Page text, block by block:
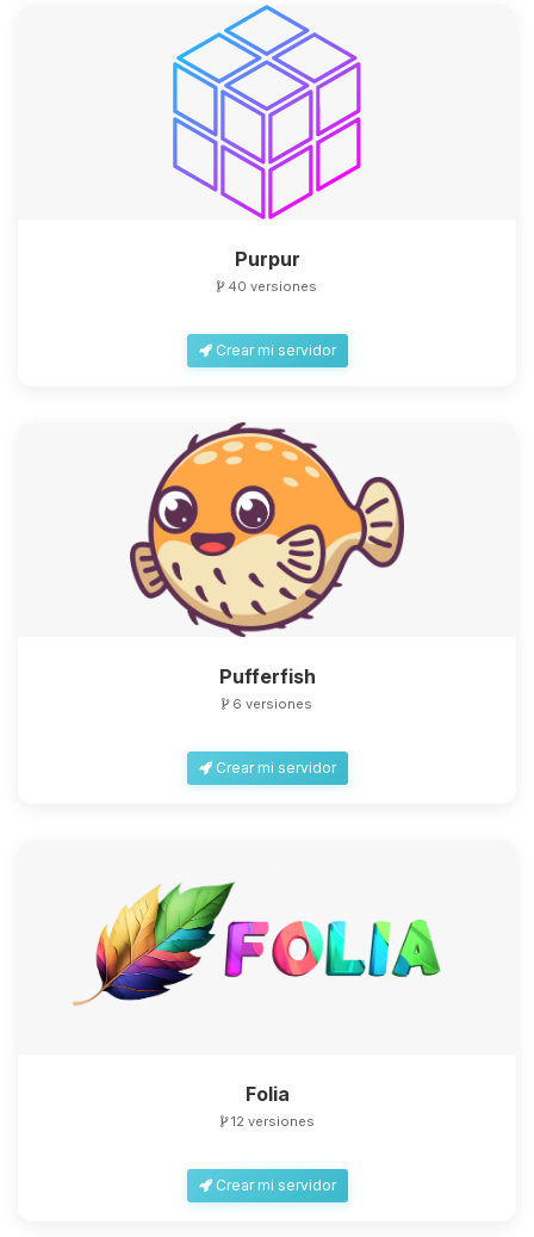
Purpur
40 versiones
Crear mi servidor
Pufferfish
6 versiones
Crear mi servidor
Folia
12 versiones
Crear mi servidor
Yupi, por fin alguien con quien
hablar! Soy Choupy, tu pequeno
que necesitas y moveré mis
pequenos circuitos para ayudarte.
06/08/2026 19:02